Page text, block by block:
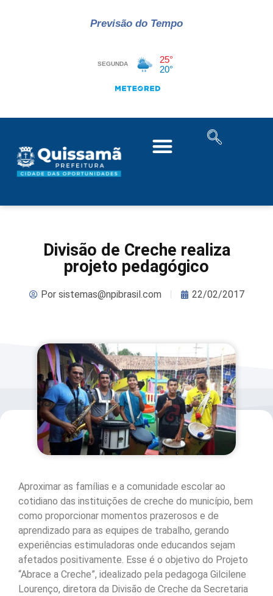
Previsão do Tempo
Divisão de Creche realiza
projeto pedagógico
Porsistemas@npibrasil.com 22/02/2017
Aproximar as famílias e a comunidade escolar ao
cotidiano das instituições de creche do município, bem
como proporcionar momentos prazerosos e de
aprendizado para as equipes de trabalho, gerando
experiências estimuladoras onde educandos sejam
afetados positivamente. Esse é o objetivo do Projeto
“Abrace a Creche”, idealizado pela pedagoga Gilcilene
Lourenço, diretora da Divisão de Creche da Secretaria